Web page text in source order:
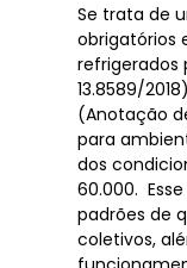
Se trata de
obrigatórios
13.8589/
(Anotação
para
dos
60.000.
padrões de
coletivos,